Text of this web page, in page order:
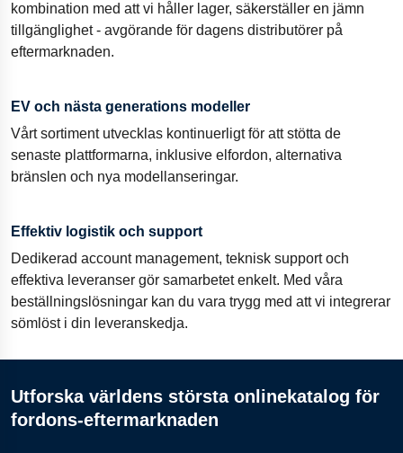
kombination med att vi håller lager, säkerställer en jämn
tillgänglighet - avgörande för dagens distributörer på
eftermarknaden.
EV och nästa generations modeller
Vårt sortiment utvecklas kontinuerligt för att stötta de
senaste plattformarna, inklusive elfordon, alternativa
bränslen och nya modellanseringar.
Effektiv logistik och support
Dedikerad account management, teknisk support och
effektiva leveranser gör samarbetet enkelt. Med våra
beställningslösningar kan du vara trygg med att vi integrerar
sömlöst i din leveranskedja.
Utforska världens största onlinekatalog för
fordons-eftermarknaden